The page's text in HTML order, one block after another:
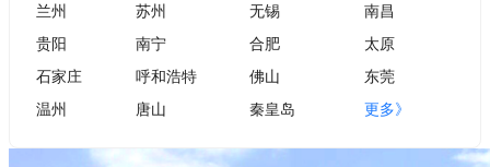
兰州
苏州 无锡
南昌
贵阳
南宁 合肥
太原
石家庄
呼和浩特 佛山
东莞
温州
唐山 秦皇岛 更多》